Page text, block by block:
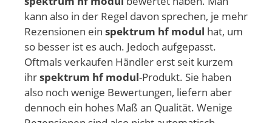
kann also in der Regel davon sprechen, je mehr
Rezensionen ein spektrum hf modul hat, um
so besser ist es auch. Jedoch aufgepasst.
Oftmals verkaufen Händler erst seit kurzem
ihrspektrum hf modul-Produkt. Sie haben
also noch wenige Bewertungen, liefern aber
dennoch ein hohes Maß an Qualität. Wenige